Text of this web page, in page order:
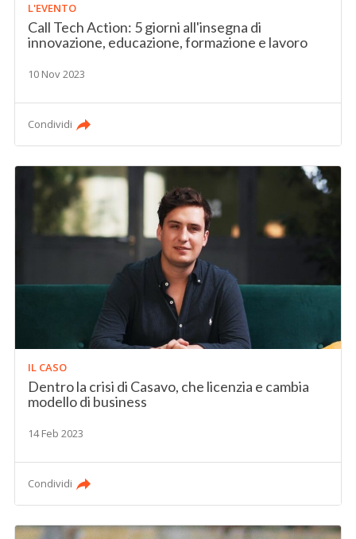
L'EVENTO
Call Tech Action: 5 giorni all'insegna di
innovazione, educazione, formazione e lavoro
10 Nov 2023
Condividi
IL CASO
Dentro la crisi di Casavo, che licenzia e cambia
modello di business
14 Feb 2023
Condividi